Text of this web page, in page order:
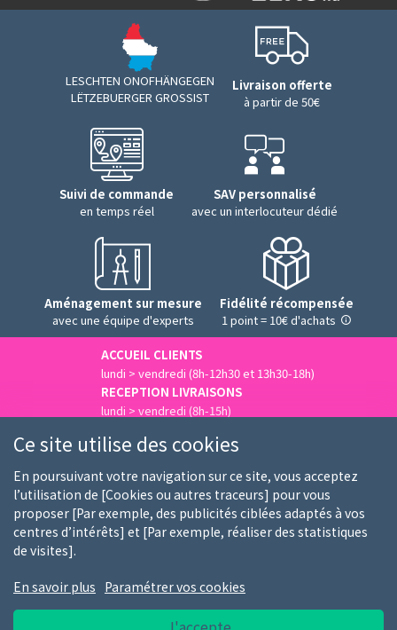
LESCHTEN ONOFHÄNGEGEN
LËTZEBUERGER GROSSIST
Livraison offerte
à partir de 50€
Suivi de commande
en temps réel
SAV personnalisé
avec un interlocuteur dédié
Aménagement sur mesure
avec une équipe d'experts
Fidélité récompensée
1 point = 10€ d'achats
ACCUEIL CLIENTS
lundi > vendredi (8h-12h30 et 13h30-18h)
RECEPTION LIVRAISONS
lundi > vendredi (8h-15h)
Qui sommes-nous Nos clients
Nos marques
Conditions générales d'utilisation
Ce site utilise des cookies
En poursuivant votre navigation sur ce site, vous acceptez
l’utilisation de [Cookies ou autres traceurs] pour vous
proposer [Par exemple, des publicités ciblées adaptés à vos
centres d’intérêts] et [Par exemple, réaliser des statistiques
de visites].
En savoir plus Paramétrer vos cookies